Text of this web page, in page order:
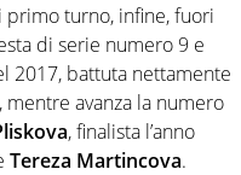
turno, infine, fuori
di serie numero 9 e
2017, battuta nettamente
mentre avanza la numero
, finalista l’anno
Tereza Martincova.